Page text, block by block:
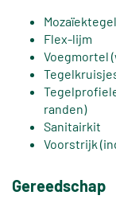
Flex-lijm
Voegmortel
randen)
Sanitairkit
Voorstrijk
Gereedschap